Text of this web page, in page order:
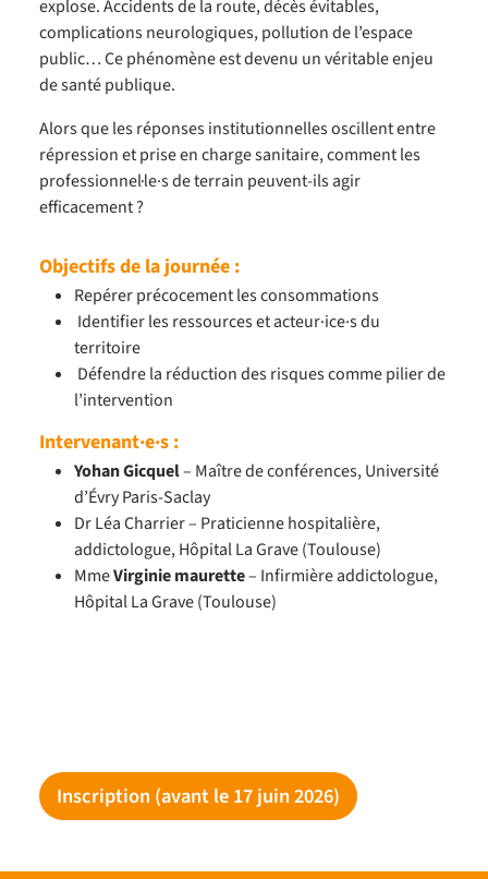
explose. Accidents de la route, décès évitables,
complications neurologiques, pollution de l’espace
public… Ce phénomène est devenu un véritable enjeu
de santé publique.
Alors que les réponses institutionnelles oscillent entre
répression et prise en charge sanitaire, comment les
professionnel·le·s de terrain peuvent-ils agir
efficacement ?
Objectifs de la journée :
Repérer précocement les consommations
Identifier les ressources et acteur·ice·s du
territoire
Défendre la réduction des risques comme pilier de
l’intervention
Intervenant·e·s :
Yohan Gicquel– Maître de conférences, Université
d’Évry Paris-Saclay
Dr Léa Charrier – Praticienne hospitalière,
addictologue, Hôpital La Grave (Toulouse)
MmeVirginie maurette– Infirmière addictologue,
Hôpital La Grave (Toulouse)
Inscription (avant le 17 juin 2026)